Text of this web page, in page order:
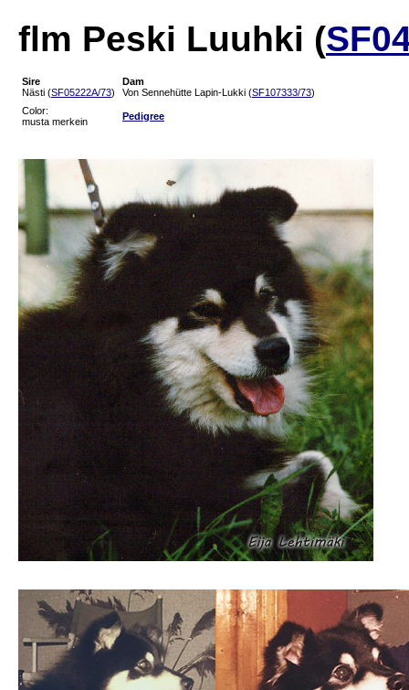
flm Peski Luuhki (
Sire
Nästi (SF05222A/73)
Dam
Von Sennehütte Lapin-Lukki (SF107333/73)
Color:
musta merkein
Pedigree